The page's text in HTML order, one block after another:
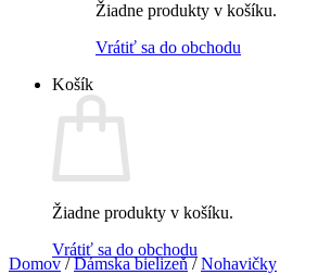
Žiadne produkty v košíku.
Vrátiť sa do obchodu
Košík
Žiadne produkty v košíku.
Vrátiť sa do obchodu
Domov / Dámska bielizeň / Nohavičky